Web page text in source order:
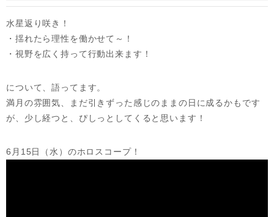
水星返り咲き！
・揺れたら理性を働かせて～！
・視野を広く持って行動出来ます！
について、語ってます。
満月の雰囲気、まだ引きずった感じのままの日に成るかもです
が、少し経つと、ぴしっとしてくると思います！
6月15日（水）のホロスコープ！